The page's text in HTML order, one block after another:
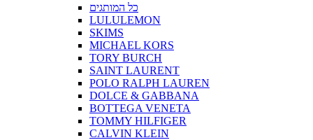
כל המותגים
LULULEMON
SKIMS
MICHAEL KORS
TORY BURCH
SAINT LAURENT
POLO RALPH LAUREN
DOLCE & GABBANA
BOTTEGA VENETA
TOMMY HILFIGER
CALVIN KLEIN